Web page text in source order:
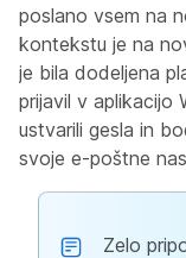
poslano vsem na
kontekstu je na
je bila dodeljena
prijavil v aplikacijo
ustvarili gesla in
svoje e-poštne
Zelo